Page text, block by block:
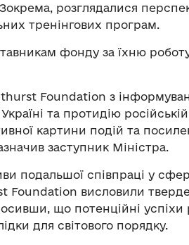
розглядалися
тренінгових програм.
фонду за їхню
Foundation з
та протидію
картини подій та
заступник Міністра.
подальшої співпраці у
Foundation висловили
що потенційні успіхи
для світового порядку.